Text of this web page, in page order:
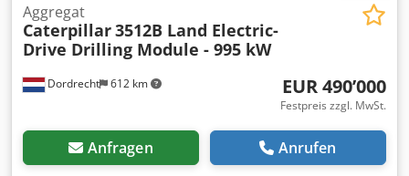
Dordrecht 612 km
Aggregat
Caterpillar3512B Land Electric-
Drive Drilling Module - 995 kW
EUR 490’000
Festpreis zzgl. MwSt.
Anfragen Anrufen